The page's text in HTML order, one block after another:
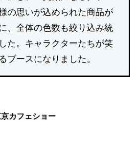
の思いが込められた商品が
、全体の色数も絞り込み統
た。キャラクターたちが笑
ブースになりました。
カフェショー